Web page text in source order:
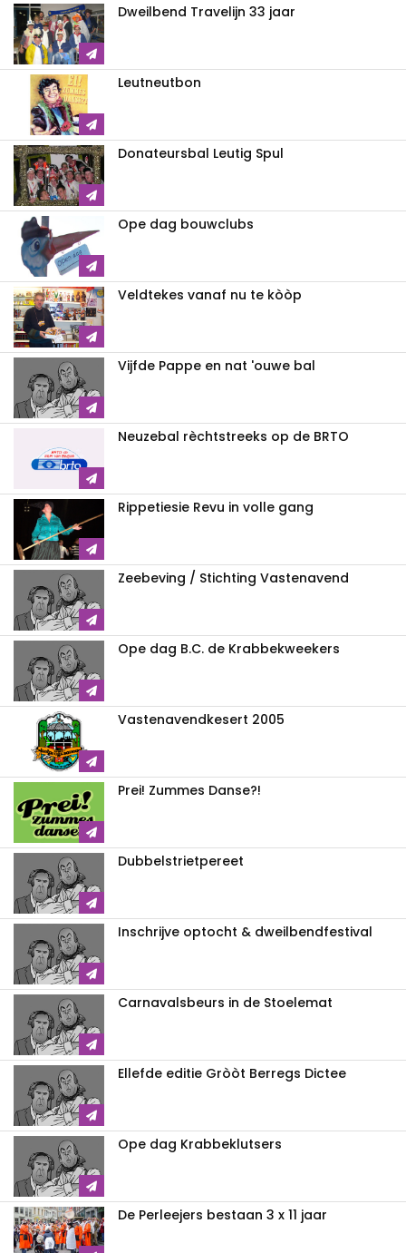
Dweilbend Travelijn 33 jaar
Leutneutbon
Donateursbal Leutig Spul
Ope dag bouwclubs
Veldtekes vanaf nu te kòòp
Vijfde Pappe en nat 'ouwe bal
Neuzebal rèchtstreeks op de BRTO
Rippetiesie Revu in volle gang
Zeebeving / Stichting Vastenavend
Ope dag B.C. de Krabbekweekers
Vastenavendkesert 2005
Prei! Zummes Danse?!
Dubbelstrietpereet
Inschrijve optocht & dweilbendfestival
Carnavalsbeurs in de Stoelemat
Ellefde editie Gròòt Berregs Dictee
Ope dag Krabbeklutsers
De Perleejers bestaan 3 x 11 jaar